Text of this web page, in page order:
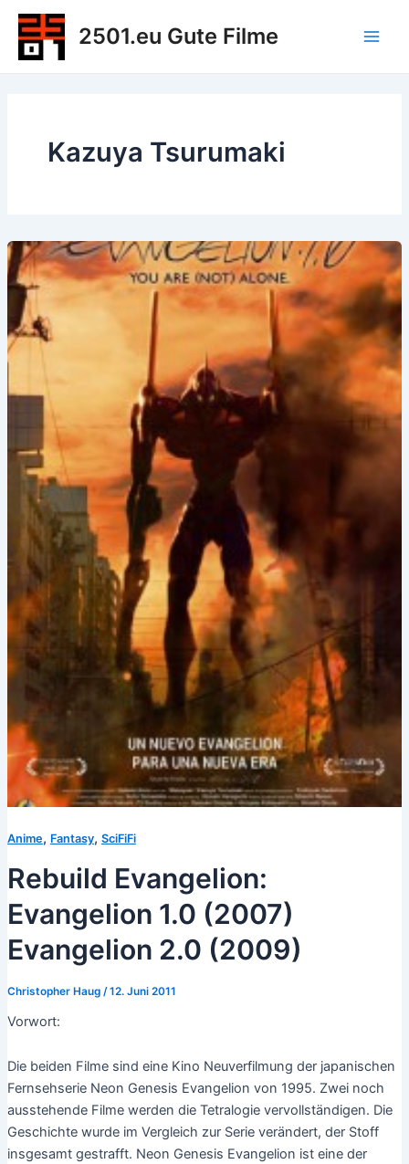
Zum
Inhalt
springen
2501.eu Gute Filme
Kazuya Tsurumaki
Anime, Fantasy, SciFiFi
Rebuild Evangelion:
Evangelion 1.0 (2007)
Evangelion 2.0 (2009)
Christopher Haug /12. Juni 2011
Vorwort:
Die beiden Filme sind eine Kino Neuverfilmung der japanischen
Fernsehserie Neon Genesis Evangelion von 1995. Zwei noch
ausstehende Filme werden die Tetralogie vervollständigen. Die
Geschichte wurde im Vergleich zur Serie verändert, der Stoff
insgesamt gestrafft. Neon Genesis Evangelion ist eine der